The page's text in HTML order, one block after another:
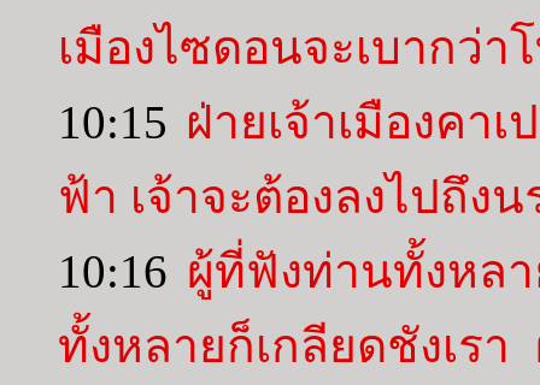
เมืองไซดอนจะเบากว่า
10:15 ฝ่ายเจ้าเมืองคา
ฟ้า เจ้าจะต้องลงไปถึง
10:16 ผู้ที่ฟังท่านทั้งหล
ทั้งหลายก็เกลียดชังเรา